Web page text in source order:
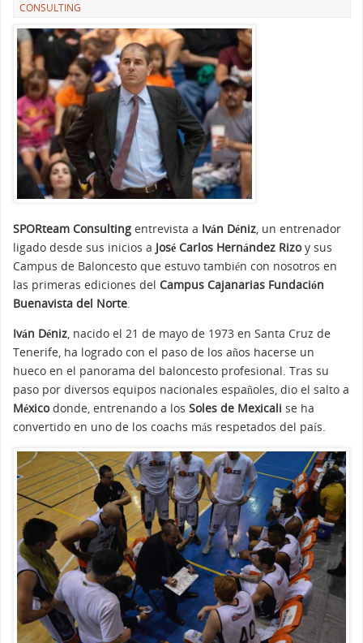
CONSULTING
SPORteam Consulting entrevista a Iván Déniz , un entrenador
ligado desde sus inicios a José Carlos Hernández Rizoy sus
Campus de Baloncesto que estuvo también con nosotros en
las primeras ediciones del Campus Cajanarias Fundación
Buenavista del Norte
Iván Déniz , nacido el 21 de mayo de 1973 en Santa Cruz de
Tenerife, ha logrado con el paso de los años hacerse un
hueco en el panorama del baloncesto profesional. Tras su
paso por diversos equipos nacionales españoles, dio el salto a
Méxicodonde, entrenando a los Soles de Mexicali se ha
convertido en uno de los coachs más respetados del país.